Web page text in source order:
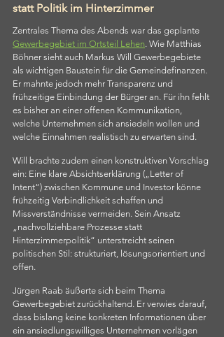
statt Politik im Hinterzimmer
Zentrales Thema des Abends war das geplante
Gewerbegebiet im Ortsteil Lehen . Wie Matthias
Böhner sieht auch Markus Will Gewerbegebiete
als wichtigen Baustein für die Gemeindefinanzen.
Er mahnte jedoch mehr Transparenz und
frühzeitige Einbindung der Bürger an. Für ihn fehlt
es bisher an einer offenen Kommunikation,
welche Unternehmen sich ansiedeln wollen und
welche Einnahmen realistisch zu erwarten sind.
Will brachte zudem einen konstruktiven Vorschlag
ein: Eine klare Absichtserklärung („Letter of
Intent“) zwischen Kommune und Investor könne
frühzeitig Verbindlichkeit schaffen und
Missverständnisse vermeiden. Sein Ansatz
„nachvollziehbare Prozesse statt
Hinterzimmerpolitik“ unterstreicht seinen
politischen Stil: strukturiert, lösungsorientiert und
offen.
Jürgen Raab äußerte sich beim Thema
Gewerbegebiet zurückhaltend. Er verwies darauf,
dass bislang keine konkreten Informationen über
ein ansiedlungswilliges Unternehmen vorlägen